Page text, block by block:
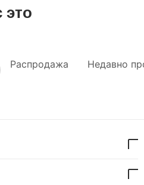
Распродажа Недавно